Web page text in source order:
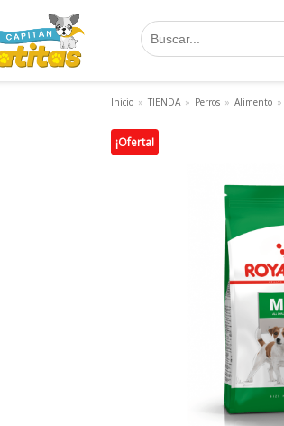
Inicio » TIENDA » Perros » Alimento »
¡Oferta!